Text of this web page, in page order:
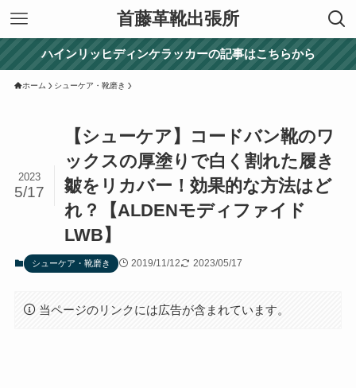
首藤革靴出張所
ハインリッヒディンケラッカーの記事はこちらから
ホーム シューケア・靴磨き
【シューケア】コードバン靴のワ
ックスの厚塗りで白く割れた履き
皺をリカバー！効果的な方法はど
れ？【ALDENモディファイド
LWB】
2023
5/17
シューケア・靴磨き 2019/11/12 2023/05/17
当ページのリンクには広告が含まれています。